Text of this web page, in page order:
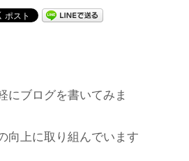
にブログを書いてみま
向上に取り組んでいます